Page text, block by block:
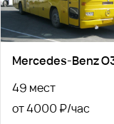
Mercedes-Benz
49 мест
от 4000 ₽